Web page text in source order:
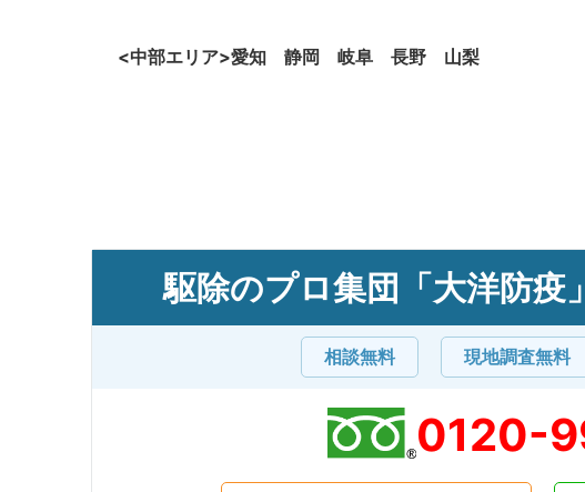
<中部エリア>愛知 静岡 岐阜 長野 山梨
駆除のプロ集団「大洋防疫
相談無料 現地調査無料
0120-